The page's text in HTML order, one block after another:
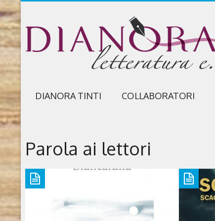
DIANORA TINTI COLLABORATORI
Parola ai lettori